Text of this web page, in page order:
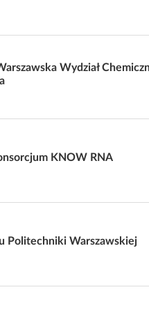
Wydział
KNOW RNA
Politechniki Warszawskiej